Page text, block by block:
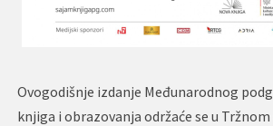
Ovogodišnje izdanje Međunarodnog
knjiga i obrazovanja održaće se u